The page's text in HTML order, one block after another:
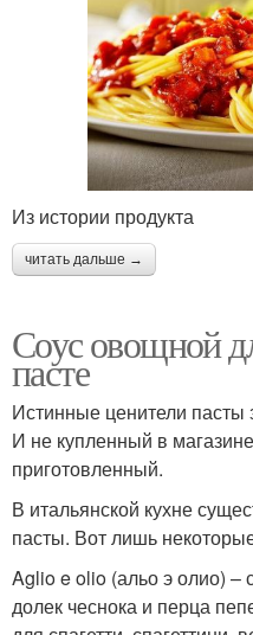
Из истории продукта
читать дальше →
Соус овощной
пасте
Истинные ценители пасты
И не купленный в
приготовленный.
В итальянской кухне
пасты. Вот лишь
Aglio e olio (альо э олио) –
долек чеснока и перца